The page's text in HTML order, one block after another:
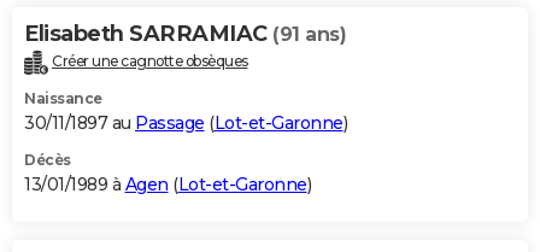
Elisabeth SARRAMIAC (91 ans)
Créer une cagnotte obsèques
Naissance
30/11/1897 au Passage (Lot-et-Garonne)
Décès
13/01/1989 à Agen (Lot-et-Garonne)